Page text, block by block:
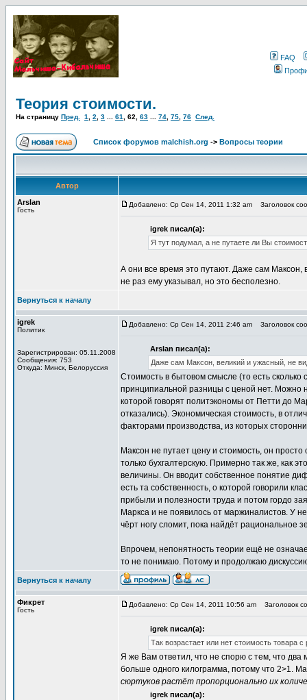
FAQ
Теория стоимости.
На страницу Пред. 1 2 3 61 62 63 74 75 76 След.
Список форумов malchish.org -> Вопросы теории
Автор
Arslan
Гость
Добавлено: Ср Сен 14, 2011 1:32 am Заголовок
igrek писал(а):
Я тут подумал, а не путаете ли Вы
А они все время это путают. Даже сам Максон,
не раз ему указывал, но это бесполезно.
Вернуться к началу
igrek
Политик
Зарегистрирован: 05.11.2008
Сообщения: 753
Откуда: Минск, Белоруссия
Добавлено: Ср Сен 14, 2011 2:46 am Заголовок
Arslan писал(а):
Даже сам Максон, великий и ужасный, не
Стоимость в бытовом смысле (то есть сколько
принципиальной разницы с ценой нет. Можно
которой говорят политэкономы от Петти до
отказались). Экономическая стоимость, в
факторами производства, из которых
Максон не путает цену и стоимость, он
только бухгалтерскую. Примерно так же, как
величины. Он вводит собственное понятие
есть та собственность, о которой говорили
прибыли и полезности труда и потом гордо
Маркса и не появилось от маржиналистов. У
чёрт ногу сломит, пока найдёт рациональное
Впрочем, непонятность теории ещё не
то не понимаю. Потому и продолжаю
Вернуться к началу
Фикрет
Гость
Добавлено: Ср Сен 14, 2011 10:56 am Заголовок
igrek писал(а):
Так возрастает или нет стоимость товара
Я же Вам ответил, что не спорю с тем, что два
больше одного килограмма, потому что 2>1.
сюртуков растёт пропорционально их
igrek писал(а):